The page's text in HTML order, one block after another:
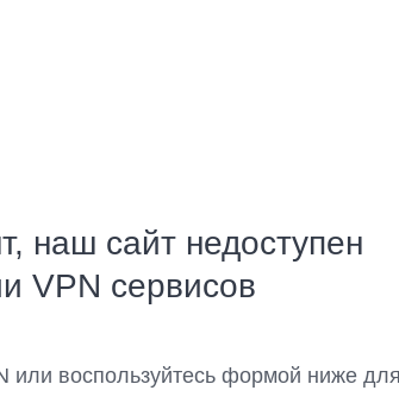
наш сайт недоступен
VPN сервисов
или воспользуйтесь формой ниже